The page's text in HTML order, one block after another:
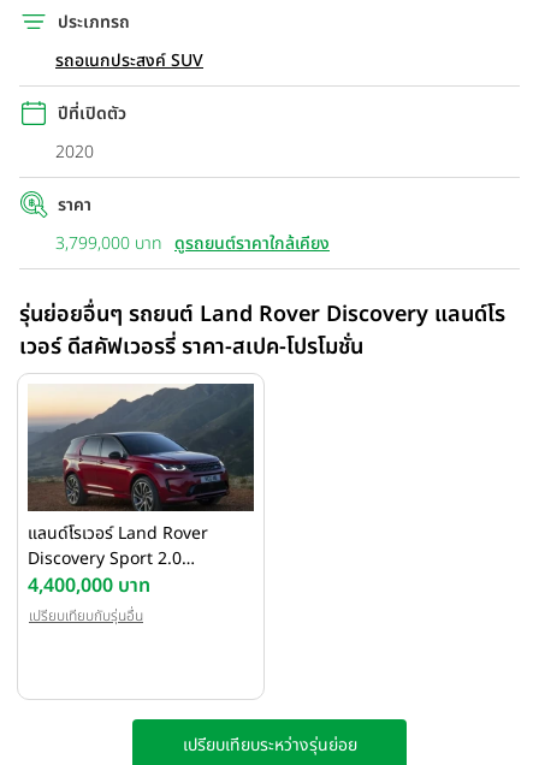
ประเภทรถ
รถอเนกประสงค์ SUV
ปีที่เปิดตัว
2020
ราคา
3,799,000 บาท ดูรถยนต์ราคาใกล้เคียง
รุ่นย่อยอื่นๆ รถยนต์ Land Rover Discovery แลนด์โร
เวอร์ ดีสคัฟเวอรรี่ ราคา-สเปค-โปรโมชั่น
แลนด์โรเวอร์ Land Rover
Discovery Sport 2.0
Ingenium Diesel HSE MY20
ปี 2020
4,400,000 บาท
เปรียบเทียบกับรุ่นอื่น
เปรียบเทียบระหว่างรุ่นย่อย